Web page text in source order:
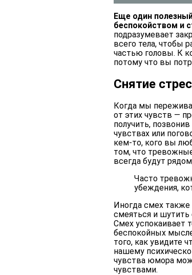
Еще один
беспокойством и
подразумевает
всего тела, чтобы
частью головы. К
потому что вы
Снятие
Когда мы
от этих чувств —
получить,
чувствах или
кем-то, кого вы
том, что
всегда будут
Часто
убеждения,
Иногда смех
смеяться и
Смех успокаивает
беспокойных
того, как увидите
нашему
чувства юмора
чувствами.